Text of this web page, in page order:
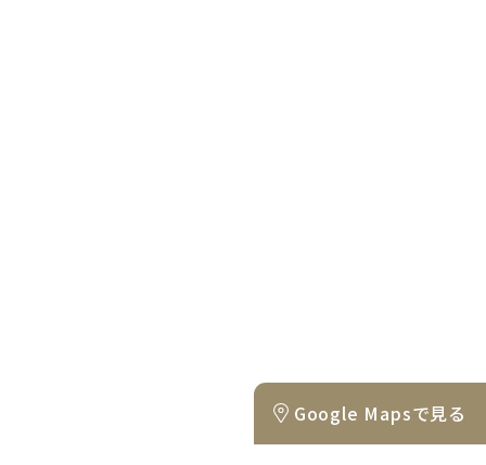
Google Mapsで見る